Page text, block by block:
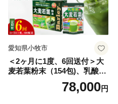
愛知県小牧市
＜2ヶ月に1度、6回送付＞大
麦若葉粉末（154包)、乳酸菌
+大麦若葉粉末（7包) 山本
78,000円